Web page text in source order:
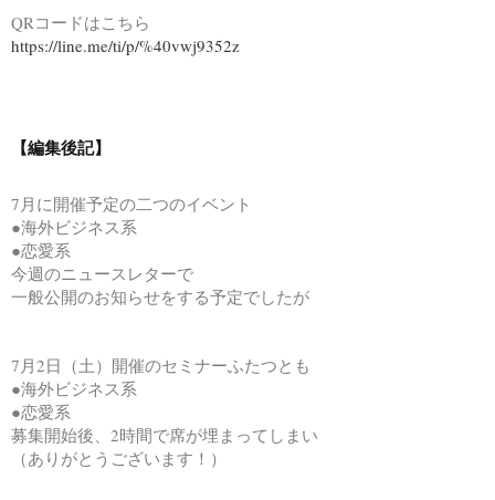
QRコードはこちら
https://line.me/ti/p/%40vwj9352z
【編集後記】
7月に開催予定の二つのイベント
●海外ビジネス系
●恋愛系
今週のニュースレターで
一般公開のお知らせをする予定でしたが
7月2日（土）開催のセミナーふたつとも
●海外ビジネス系
●恋愛系
募集開始後、2時間で席が埋まってしまい
（ありがとうございます！）